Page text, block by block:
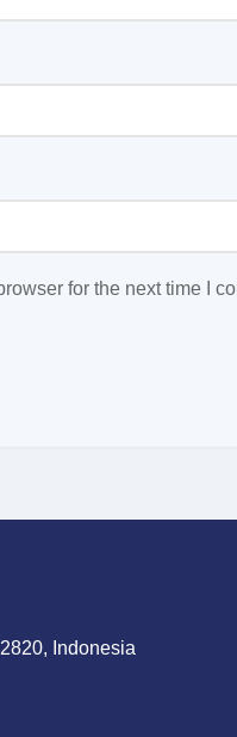
for the next time I
Indonesia